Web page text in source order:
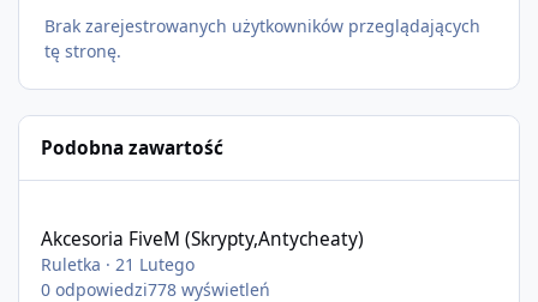
Brak zarejestrowanych użytkowników przeglądających
tę stronę.
Podobna zawartość
Akcesoria FiveM (Skrypty,Antycheaty)
Ruletka · 21 Lutego
0 odpowiedzi778 wyświetleń